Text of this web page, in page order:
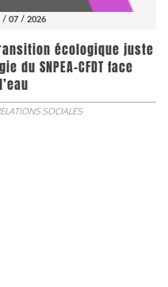
/ 07 / 2026
écologique juste
SNPEA-CFDT face
SOCIALES